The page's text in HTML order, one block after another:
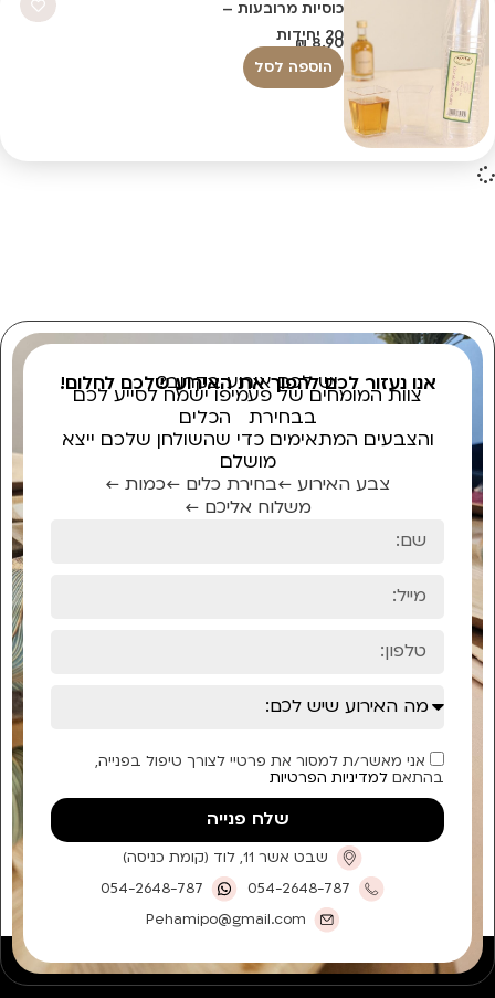
כוסיות מרובעות –
20 יחידות
₪8.90
הוספה לסל
יש לכם אירוע בקרוב?
אנו נעזור לכם להפוך את האירוע שלכם לחלום!
צוות המומחים של פעמיפו ישמח לסייע לכם
בבחירת הכלים
והצבעים המתאימים כדי שהשולחן שלכם ייצא
מושלם
צבע האירוע ←בחירת כלים ←כמות ←
משלוח אליכם ←
אני מאשר/ת למסור את פרטיי לצורך טיפול בפנייה,
בהתאם למדיניות הפרטיות
שלח פנייה
שבט אשר 11, לוד (קומת כניסה)
054-2648-787
054-2648-787
Pehamipo@gmail.com